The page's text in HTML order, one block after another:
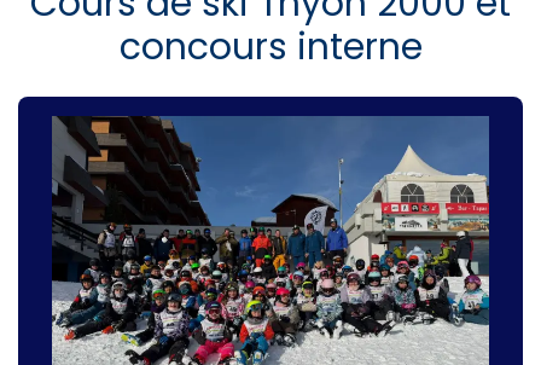
concours interne